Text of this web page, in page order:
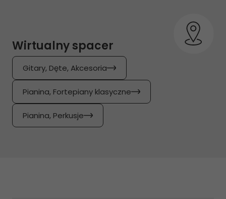
Wirtualny spacer
Gitary, Dęte, Akcesoria
Pianina, Fortepiany klasyczne
Pianina, Perkusje